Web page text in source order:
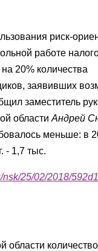
риск-
работе
20% количества
заявивших
заместитель
области Андрей
меньше: в
- 1,7 тыс.
nsk/25/02/2018/
области количество